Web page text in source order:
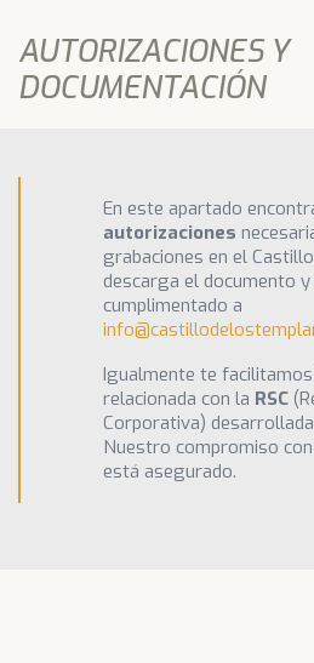
AUTORIZACIONES Y
DOCUMENTACIÓN
En este apartado
autorizaciones
grabaciones en el
descarga el documento
cumplimentado a
Igualmente te
relacionada con la RSC
Corporativa)
Nuestro compromiso
está asegurado.